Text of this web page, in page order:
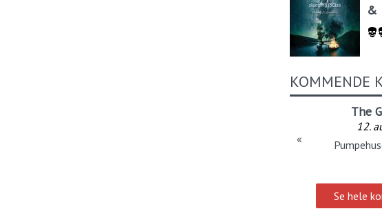
&
KOMMENDE
The
12.
«
Se hele